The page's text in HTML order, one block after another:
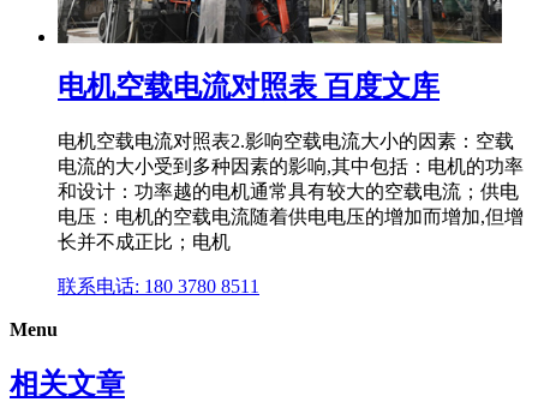
电机空载电流对照表 百度文库
电机空载电流对照表2.影响空载电流大小的因素：空载
电流的大小受到多种因素的影响,其中包括：电机的功率
和设计：功率越的电机通常具有较大的空载电流；供电
电压：电机的空载电流随着供电电压的增加而增加,但增
长并不成正比；电机
联系电话: 180 3780 8511
Menu
相关文章